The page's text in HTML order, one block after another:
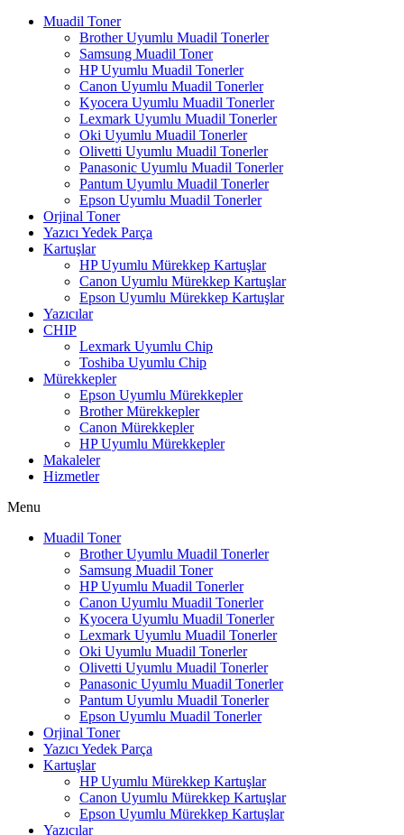
Muadil Toner
Brother Uyumlu Muadil Tonerler
Samsung Muadil Toner
HP Uyumlu Muadil Tonerler
Canon Uyumlu Muadil Tonerler
Kyocera Uyumlu Muadil Tonerler
Lexmark Uyumlu Muadil Tonerler
Oki Uyumlu Muadil Tonerler
Olivetti Uyumlu Muadil Tonerler
Panasonic Uyumlu Muadil Tonerler
Pantum Uyumlu Muadil Tonerler
Epson Uyumlu Muadil Tonerler
Orjinal Toner
Yazıcı Yedek Parça
Kartuşlar
HP Uyumlu Mürekkep Kartuşlar
Canon Uyumlu Mürekkep Kartuşlar
Epson Uyumlu Mürekkep Kartuşlar
Yazıcılar
CHIP
Lexmark Uyumlu Chip
Toshiba Uyumlu Chip
Mürekkepler
Epson Uyumlu Mürekkepler
Brother Mürekkepler
Canon Mürekkepler
HP Uyumlu Mürekkepler
Makaleler
Hizmetler
Menu
Muadil Toner
Brother Uyumlu Muadil Tonerler
Samsung Muadil Toner
HP Uyumlu Muadil Tonerler
Canon Uyumlu Muadil Tonerler
Kyocera Uyumlu Muadil Tonerler
Lexmark Uyumlu Muadil Tonerler
Oki Uyumlu Muadil Tonerler
Olivetti Uyumlu Muadil Tonerler
Panasonic Uyumlu Muadil Tonerler
Pantum Uyumlu Muadil Tonerler
Epson Uyumlu Muadil Tonerler
Orjinal Toner
Yazıcı Yedek Parça
Kartuşlar
HP Uyumlu Mürekkep Kartuşlar
Canon Uyumlu Mürekkep Kartuşlar
Epson Uyumlu Mürekkep Kartuşlar
Yazıcılar